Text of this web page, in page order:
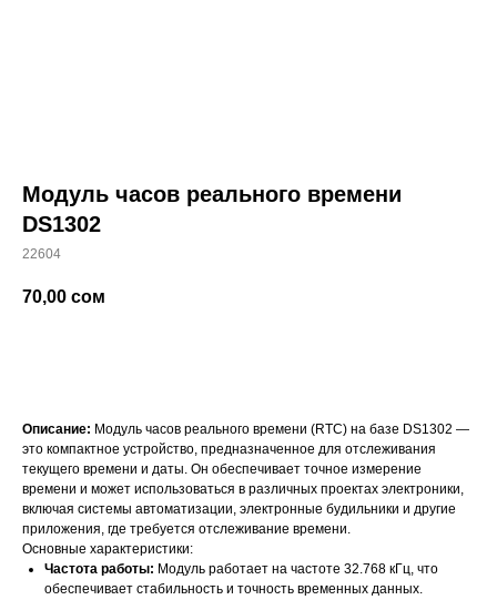
Модуль часов реального времени
DS1302
22604
70,00 сом
Описание: Модуль часов реального времени (RTC) на базе DS1302 —
это компактное устройство, предназначенное для отслеживания
текущего времени и даты. Он обеспечивает точное измерение
времени и может использоваться в различных проектах электроники,
включая системы автоматизации, электронные будильники и другие
приложения, где требуется отслеживание времени.
Основные характеристики:
Частота работы: Модуль работает на частоте 32.768 кГц, что
обеспечивает стабильность и точность временных данных.